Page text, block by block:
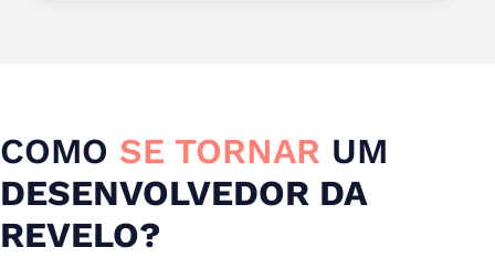
COMO SE TORNAR UM
DESENVOLVEDOR DA
REVELO?